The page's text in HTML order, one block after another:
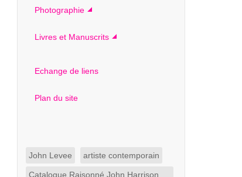
Photographie
Livres et Manuscrits
Echange de liens
Plan du site
John Levee artiste contemporain
Catalogue Raisonné John Harrison